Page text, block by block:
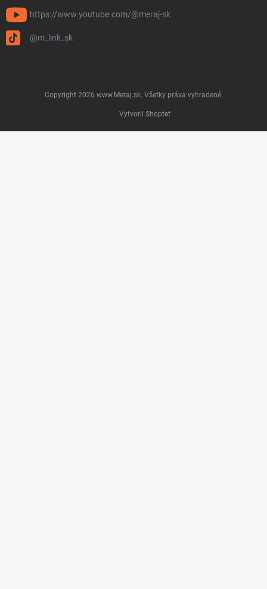
https://www.youtube.com/@meraj-sk
@m_link_sk
Vytvoril Shoptet
Copyright 2026 www.Meraj.sk. Všetky práva vyhradené.